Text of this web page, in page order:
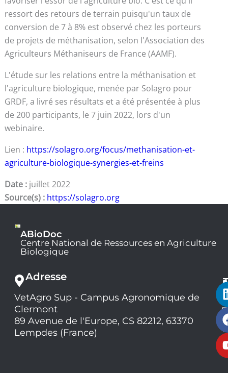
ressort des retours de terrain puisqu'un taux de
conversion de 7 à 8% est observé chez les porteurs
de projets de méthanisation, selon l'Association des
Agriculteurs Méthaniseurs de France (AAMF).
L'étude sur les relations entre la méthanisation et
l'agriculture biologique, menée par Solagro pour
GRDF, a livré ses résultats et a été présentée à plus
de 200 participants, le 7 juin 2022, lors d'un
webinaire.
Lien : https://solagro.org/focus/methanisation-et-
agriculture-biologique-synergies-et-freins
Date : juillet 2022
Source(s) : https://solagro.org
ABioDoc
Centre National de Ressources en Agriculture
Biologique
Adresse
VetAgro Sup - Campus Agronomique de
Clermont
89 Avenue de l'Europe, CS 82212, 63370
Lempdes (France)